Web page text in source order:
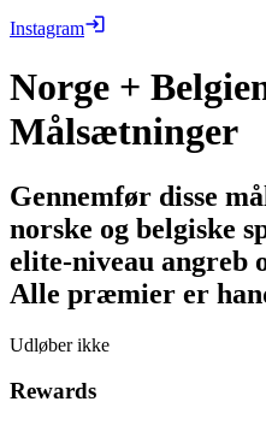
Instagram
Norge +
Målsætninger
Gennemfør disse
norske og belgiske
elite-niveau angreb
Alle præmier er
Udløber ikke
Rewards